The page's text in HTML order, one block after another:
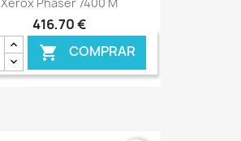
416,70 €
 COMPRAR